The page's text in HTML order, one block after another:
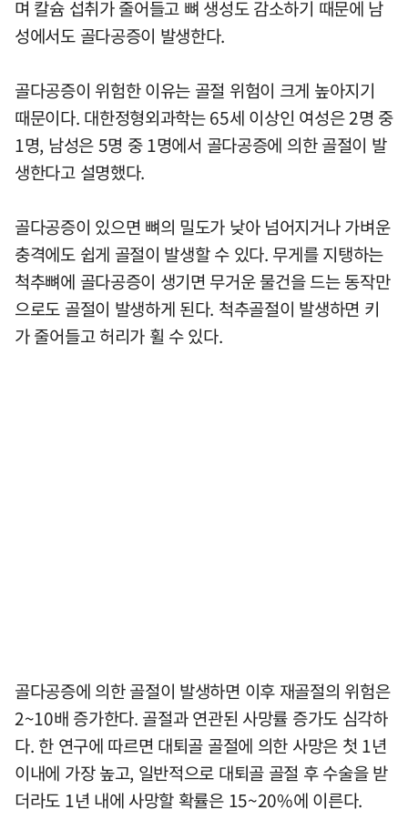
며 칼슘 섭취가 줄어들고 뼈 생성도 감소하기 때문에 남
성에서도 골다공증이 발생한다.
골다공증이 위험한 이유는 골절 위험이 크게 높아지기
때문이다. 대한정형외과학는 65세 이상인 여성은 2명 중
1명, 남성은 5명 중 1명에서 골다공증에 의한 골절이 발
생한다고 설명했다.
골다공증이 있으면 뼈의 밀도가 낮아 넘어지거나 가벼운
충격에도 쉽게 골절이 발생할 수 있다. 무게를 지탱하는
척추뼈에 골다공증이 생기면 무거운 물건을 드는 동작만
으로도 골절이 발생하게 된다. 척추골절이 발생하면 키
가 줄어들고 허리가 휠 수 있다.
골다공증에 의한 골절이 발생하면 이후 재골절의 위험은
2~10배 증가한다. 골절과 연관된 사망률 증가도 심각하
다. 한 연구에 따르면 대퇴골 골절에 의한 사망은 첫 1년
이내에 가장 높고, 일반적으로 대퇴골 골절 후 수술을 받
더라도 1년 내에 사망할 확률은 15~20%에 이른다.